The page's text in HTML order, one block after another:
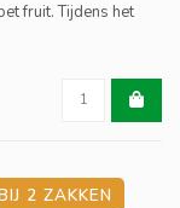
fruit. Tijdens het
en mirabel. De
zoete afdronk van
2 ZAKKEN